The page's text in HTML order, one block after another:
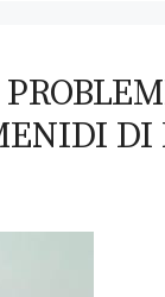
DI